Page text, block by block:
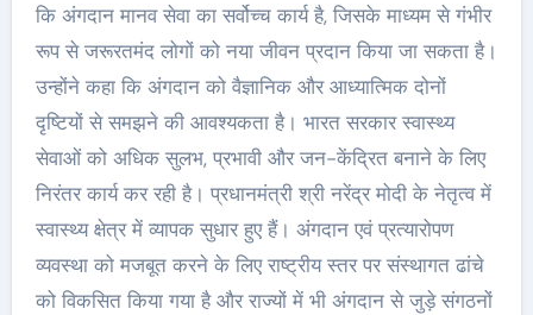
कि अंगदान मानव सेवा का सर्वोच्च कार्य है, जिसके माध्यम से गंभीर
रूप से जरूरतमंद लोगों को नया जीवन प्रदान किया जा सकता है।
उन्होंने कहा कि अंगदान को वैज्ञानिक और आध्यात्मिक दोनों
दृष्टियों से समझने की आवश्यकता है। भारत सरकार स्वास्थ्य
सेवाओं को अधिक सुलभ, प्रभावी और जन-केंद्रित बनाने के लिए
निरंतर कार्य कर रही है। प्रधानमंत्री श्री नरेंद्र मोदी के नेतृत्व में
स्वास्थ्य क्षेत्र में व्यापक सुधार हुए हैं। अंगदान एवं प्रत्यारोपण
व्यवस्था को मजबूत करने के लिए राष्ट्रीय स्तर पर संस्थागत ढांचे
को विकसित किया गया है और राज्यों में भी अंगदान से जुड़े संगठनों